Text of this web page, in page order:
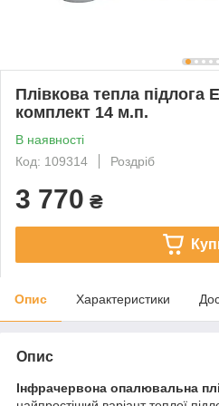
Плівкова тепла підлога
комплект 14 м.п.
В наявності
Код: 109314
Роздріб
3 770 ₴
Опис Характеристики
Опис
Інфрачервона опалювальна